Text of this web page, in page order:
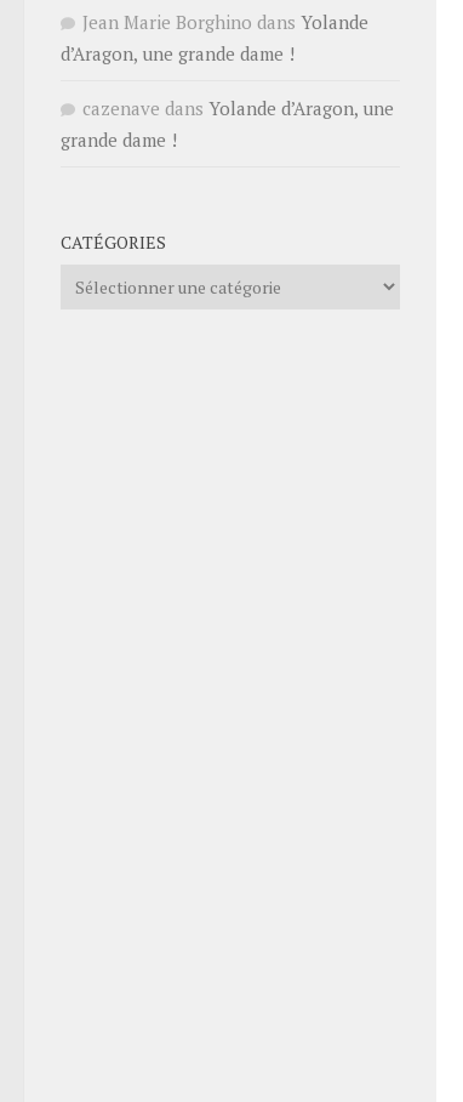
Jean Marie Borghino dans Yolande
d’Aragon, une grande dame !
cazenave dans Yolande d’Aragon, une
grande dame !
CATÉGORIES
Catégories